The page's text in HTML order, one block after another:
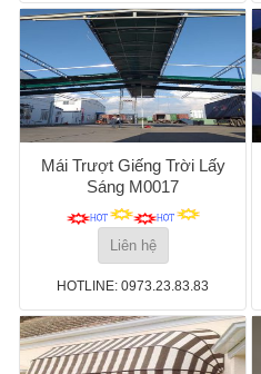
Mái Trượt Giếng Trời Lấy
Sáng M0017
Liên hệ
HOTLINE: 0973.23.83.83